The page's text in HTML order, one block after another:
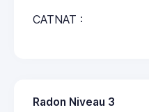
CATNAT :
Radon Niveau 3